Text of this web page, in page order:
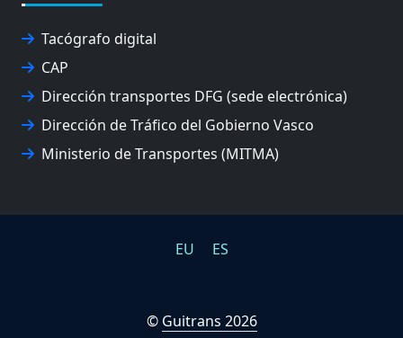
FITRANS
GIZLOGA
JUNTA ARBITRAL DEL TRANSPORTE DE GIPUZKOA
MONDRAGÓN UNIBERTSITATEA
UPV/EHU
Tacógrafo digital
CAP
Dirección transportes DFG (sede electrónica)
Dirección de Tráfico del Gobierno Vasco
Ministerio de Transportes (MITMA)
EU ES
© Guitrans 2026